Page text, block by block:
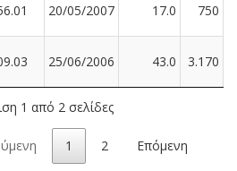
20/05/2007 17.0 750
25/06/2006 43.0 3.170
1 από 2 σελίδες
1 2 Επόμενη